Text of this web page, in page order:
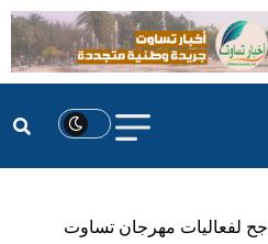
لفعاليات مهرجان تساوت